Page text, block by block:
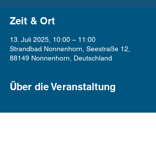
Zeit & Ort
13. Juli 2025, 10:00 – 11:00
Strandbad Nonnenhorn, Seestraße 12,
88149 Nonnenhorn, Deutschland
Über die Veranstaltung